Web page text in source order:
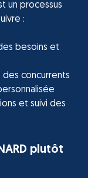
un processus
:
besoins et
concurrents
et suivi des
plutôt